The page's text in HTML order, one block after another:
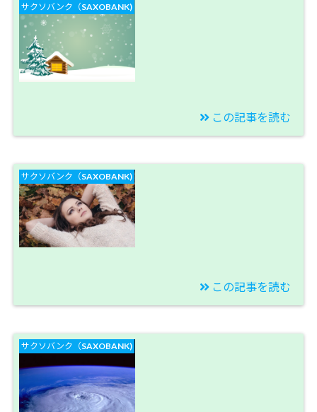
どこまで下がる！！ス
ワップポイントの未来
予測？【今週のスワッ
プ投資結果】
サクソバンク（SAXOBANK)
【トルコリラブログ】
ちょっと早いクリスマ
ス休暇のトルコリラ艦
隊です。【今週のスワ
ップ投資結果】
この記事を読む
サクソバンク（SAXOBANK)
【トルコリラブログ】
今までトルコリラとは
ちょっと違います。別
の通貨のよう？【今週
のスワップ投資結果】
この記事を読む
サクソバンク（SAXOBANK)